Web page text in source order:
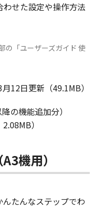
せた設定や操作方法
の「ユーザーズガイド 使
12日更新（49.1MB）
降の機能追加分）
）
機用）
たんなステップでわ